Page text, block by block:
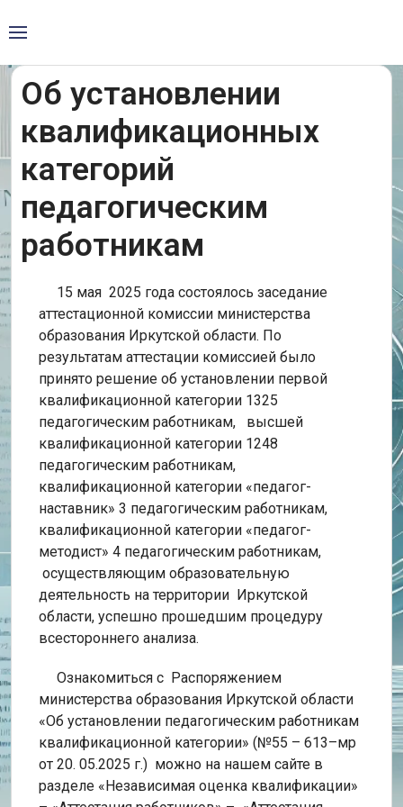
Об установлении
квалификационных
категорий
педагогическим
работникам
15 мая 2025 года состоялось заседание
аттестационной комиссии министерства
образования Иркутской области. По
результатам аттестации комиссией было
принято решение об установлении первой
квалификационной категории 1325
педагогическим работникам, высшей
квалификационной категории 1248
педагогическим работникам,
квалификационной категории «педагог-
наставник» 3 педагогическим работникам,
квалификационной категории «педагог-
методист» 4 педагогическим работникам,
осуществляющим образовательную
деятельность на территории Иркутской
области, успешно прошедшим процедуру
всестороннего анализа.
Ознакомиться с Распоряжением
министерства образования Иркутской области
«Об установлении педагогическим работникам
квалификационной категории» (№55 – 613–мр
от 20. 05.2025 г.) можно на нашем сайте в
разделе «Независимая оценка квалификации»